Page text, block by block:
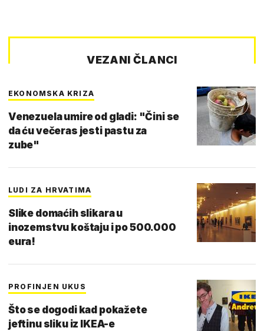
VEZANI ČLANCI
EKONOMSKA KRIZA
Venezuela umire od gladi: "Čini se
da ću večeras jesti pastu za
zube"
LUDI ZA HRVATIMA
Slike domaćih slikara u
inozemstvu koštaju i po 500.000
eura!
PROFINJEN UKUS
Što se dogodi kad pokažete
jeftinu sliku iz IKEA-e